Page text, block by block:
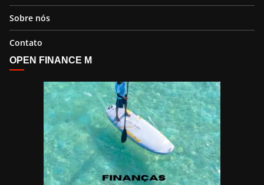
Sobre nós
Contato
OPEN FINANCE M